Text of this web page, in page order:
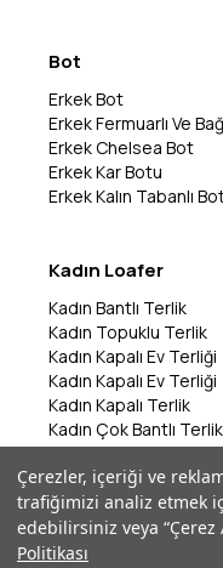
Çerezler, içeriği ve
trafiğimizi analiz etmek
edebilirsiniz veya
Politikası
Bot
Erkek Bot
Erkek Fermuarlı Ve
Erkek Chelsea Bot
Erkek Kar Botu
Erkek Kalın Tabanlı
Kadın Loafer
Kadın Bantlı Terlik
Kadın Topuklu Terlik
Kadın Kapalı Ev Terliği
Kadın Kapalı Ev Terliği
Kadın Kapalı Terlik
Kadın Çok Bantlı Terlik
Kadın Bantlı Terlik
Kadın Çok Bantlı Terlik
Kadın Parmak Arası
©2026 Marka Park - Tüm